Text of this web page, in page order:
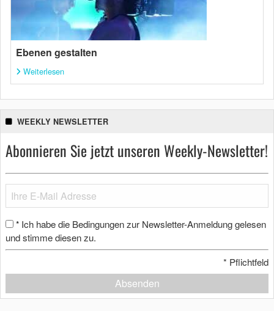
Ebenen gestalten
Weiterlesen
WEEKLY NEWSLETTER
Abonnieren Sie jetzt unseren Weekly-Newsletter!
* Ich habe die Bedingungen zur Newsletter-Anmeldung gelesen
und stimme diesen zu.
* Pflichtfeld
Absenden